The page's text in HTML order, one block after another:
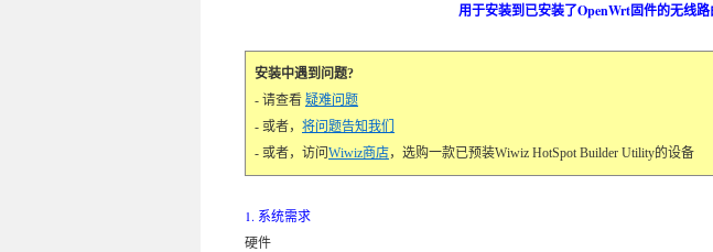
用于安装到已安装了OpenWrt固件的无线
安装中遇到问题?
- 请查看 疑难问题
- 或者， 将问题告知我们
- 或者，访问 Wiwiz商店，选购一款已预装Wiwiz HotSpot Builder Utility的设备
1. 系统需求
硬件